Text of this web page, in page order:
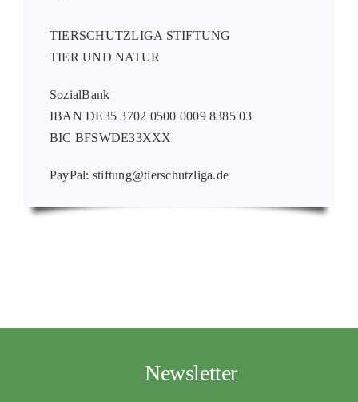
TIERSCHUTZLIGA STIFTUNG
TIER UND NATUR
SozialBank
IBAN DE35 3702 0500 0009 8385 03
BIC BFSWDE33XXX
PayPal: stiftung@tierschutzliga.de
Newsletter